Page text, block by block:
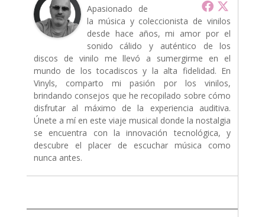
Apasionado de
la música y coleccionista de vinilos
desde hace años, mi amor por el
sonido cálido y auténtico de los
discos de vinilo me llevó a sumergirme en el
mundo de los tocadiscos y la alta fidelidad. En
Vinyls, comparto mi pasión por los vinilos,
brindando consejos que he recopilado sobre cómo
disfrutar al máximo de la experiencia auditiva.
Únete a mí en este viaje musical donde la nostalgia
se encuentra con la innovación tecnológica, y
descubre el placer de escuchar música como
nunca antes.